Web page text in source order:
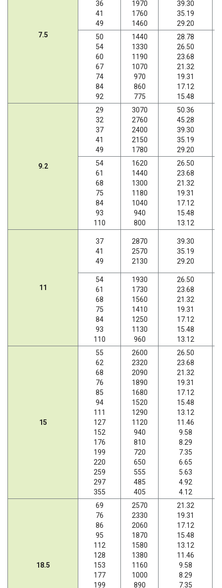
7.5
36
41
49
1970
1760
1460
39.30
35.19
29.20
50
54
60
67
74
84
92
1440
1330
1190
1070
970
860
775
28.78
26.50
23.68
21.32
19.31
17.12
15.48
9.2
29
32
37
41
49
3070
2760
2400
2150
1780
50.36
45.28
39.30
35.19
29.20
54
61
68
75
84
93
110
1620
1440
1300
1180
1040
940
800
26.50
23.68
21.32
19.31
17.12
15.48
13.12
11
37
41
49
2870
2570
2130
39.30
35.19
29.20
54
61
68
75
84
93
110
1930
1730
1560
1410
1250
1130
960
26.50
23.68
21.32
19.31
17.12
15.48
13.12
15
55
62
68
76
85
94
111
127
152
176
199
220
259
297
355
2600
2320
2090
1890
1680
1520
1290
1120
940
810
720
650
555
485
405
26.50
23.68
21.32
19.31
17.12
15.48
13.12
11.46
9.58
8.29
7.35
6.65
5.63
4.92
4.12
18.5
69
76
86
95
112
128
153
177
199
2570
2330
2060
1870
1580
1380
1160
1000
890
21.32
19.31
17.12
15.48
13.12
11.46
9.58
8.29
7.35